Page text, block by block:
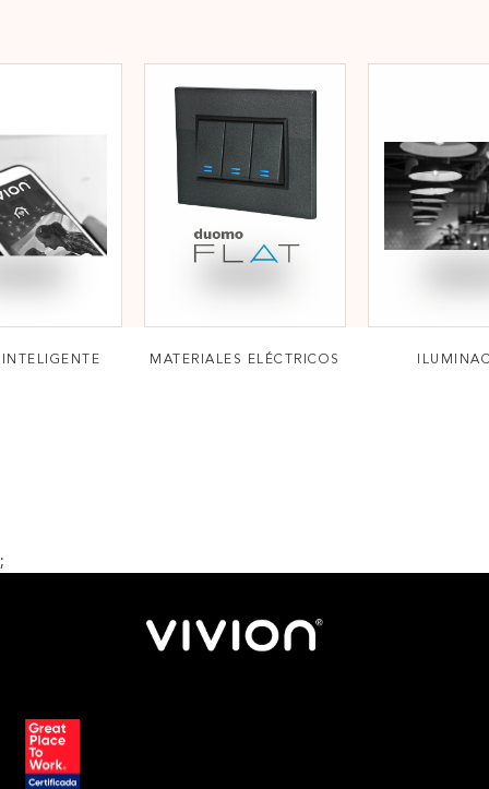
MATERIALES ELÉCTRICOS
;